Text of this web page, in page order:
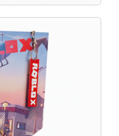
Mål Bredde: 17,5